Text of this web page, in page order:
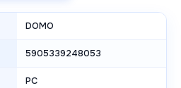
DOMO
5905339248053
PC